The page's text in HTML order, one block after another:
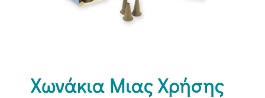
Χωνάκια Μιας Χρήσης